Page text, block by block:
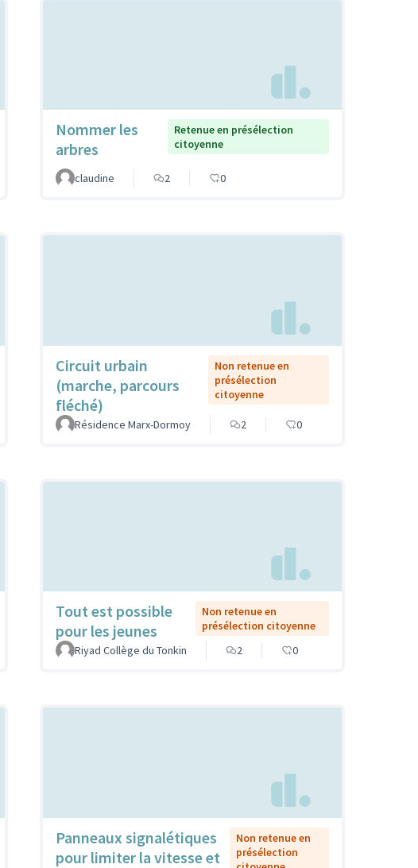
Nommer les
arbres
Retenue en présélection
citoyenne
claudine 2 0
Circuit urbain
(marche, parcours
fléché)
Non retenue en
présélection
citoyenne
Résidence Marx-Dormoy 2 0
Tout est possible
pour les jeunes
Non retenue en
présélection citoyenne
Riyad Collège du Tonkin
2 0
Panneaux signalétiques
pour limiter la vitesse et
Non retenue en
présélection